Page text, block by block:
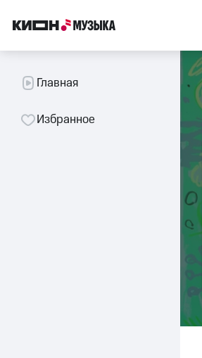
Главная
Избранное